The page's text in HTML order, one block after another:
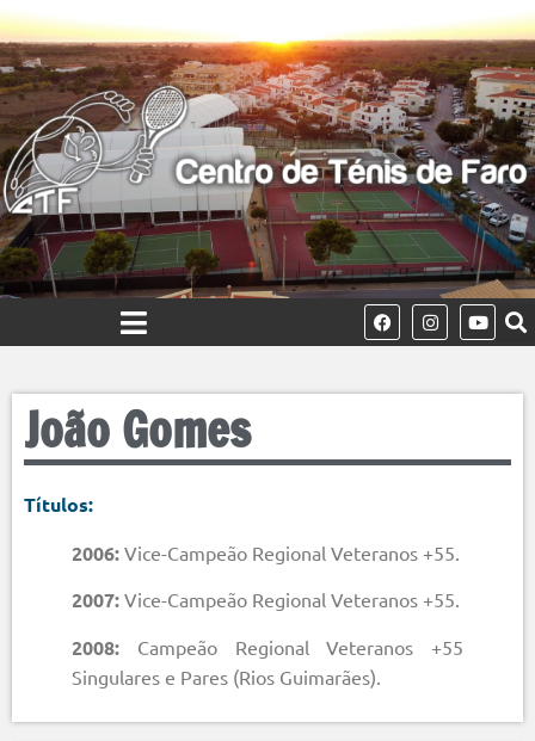
João Gomes
Títulos:
2006: Vice-Campeão Regional Veteranos +55.
2007: Vice-Campeão Regional Veteranos +55.
2008: Campeão Regional Veteranos +55
Singulares e Pares (Rios Guimarães).